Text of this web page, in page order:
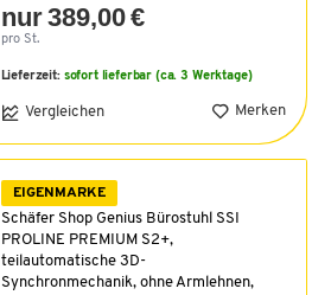
nur 389,00 €
pro St.
Lieferzeit: sofort lieferbar (ca. 3 Werktage)
Vergleichen Merken
EIGENMARKE
Schäfer Shop Genius Bürostuhl SSI
PROLINE PREMIUM S2+,
teilautomatische 3D-
Synchronmechanik, ohne Armlehnen,